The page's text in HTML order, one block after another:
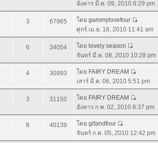
อังคาร มี.ค. 09, 2010 6:29 pm
3 67965 โดย gammylovefour
ศุกร์ เม.ย. 16, 2010 11:41 am
6 34054 โดย lovely season
จันทร์ มี.ค. 08, 2010 10:28 pm
4 30993 โดย FAIRY DREAM
เสาร์ มี.ค. 06, 2010 5:51 pm
3 31150 โดย FAIRY DREAM
อังคาร ก.พ. 02, 2010 8:37 pm
8 40139 โดย gifandfour
จันทร์ ก.ค. 05, 2010 12:42 pm